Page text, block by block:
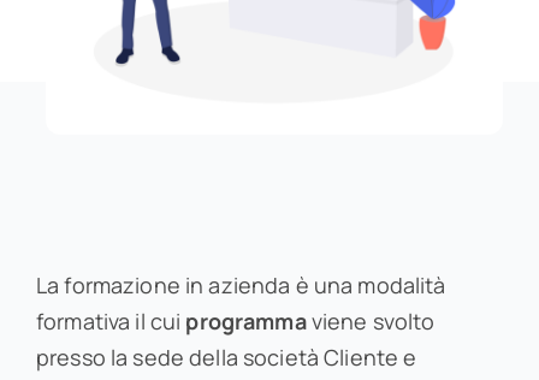
La formazione in azienda è una modalità
formativa il cui programmaviene svolto
presso la sede della società Cliente e